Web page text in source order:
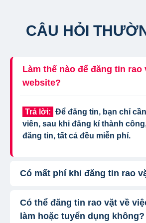
CÂU HỎI
Làm thế nào để đăng tin rao
website?
Trả lời: Để đăng tin, bạn chỉ
viên, sau khi đăng kí thành
đăng tin, tất cả đều miễn phí.
Có mất phí khi đăng tin rao
Trả lời: Chúng tôi cung cấp gói
phí cơ bản cho tất cả người
Có thể đăng tin rao vặt về
làm hoặc tuyển dụng không?